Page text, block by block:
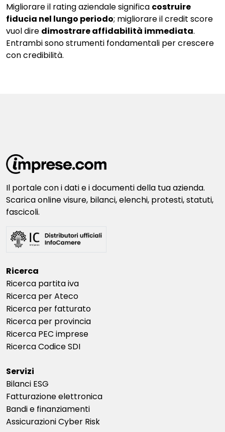
Migliorare il rating aziendale significa costruire
fiducia nel lungo periodo; migliorare il credit score
vuol dire dimostrare affidabilità immediata.
Entrambi sono strumenti fondamentali per crescere
con credibilità.
Il portale con i dati e i documenti della tua azienda.
Scarica online visure, bilanci, elenchi, protesti, statuti,
fascicoli.
Ricerca
Ricerca partita iva
Ricerca per Ateco
Ricerca per fatturato
Ricerca per provincia
Ricerca PEC imprese
Ricerca Codice SDI
Servizi
Bilanci ESG
Fatturazione elettronica
Bandi e finanziamenti
Assicurazioni Cyber Risk